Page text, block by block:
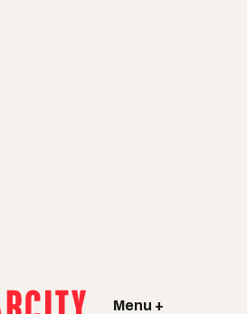
Menu +